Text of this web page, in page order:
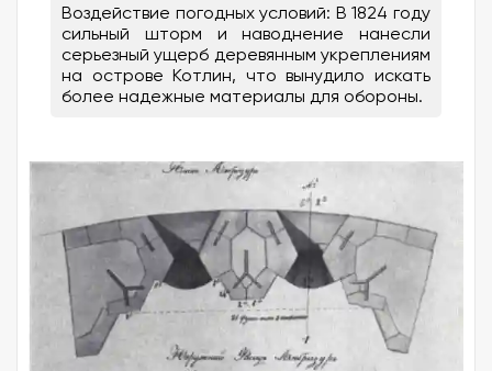
Воздействие погодных условий: В 1824 году
сильный шторм и наводнение нанесли
серьезный ущерб деревянным укреплениям
на острове Котлин, что вынудило искать
более надежные материалы для обороны.